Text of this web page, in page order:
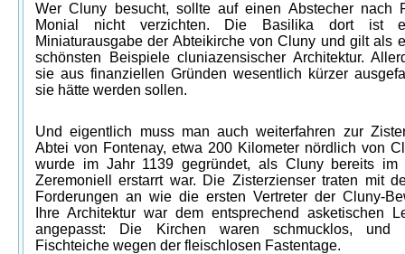
Wer Cluny besucht, sollte auf einen Abstecher nach
Monial nicht verzichten. Die Basilika dort ist
Miniaturausgabe der Abteikirche von Cluny und gilt als
schönsten Beispiele cluniazensischer Architektur.
sie aus finanziellen Gründen wesentlich kürzer
sie hätte werden sollen.
Und eigentlich muss man auch weiterfahren zur
Abtei von Fontenay, etwa 200 Kilometer nördlich von
wurde im Jahr 1139 gegründet, als Cluny bereits im
Zeremoniell erstarrt war. Die Zisterzienser traten mit
Forderungen an wie die ersten Vertreter der Cluny-
Ihre Architektur war dem entsprechend asketischen
angepasst: Die Kirchen waren schmucklos, und
Fischteiche wegen der fleischlosen Fastentage.